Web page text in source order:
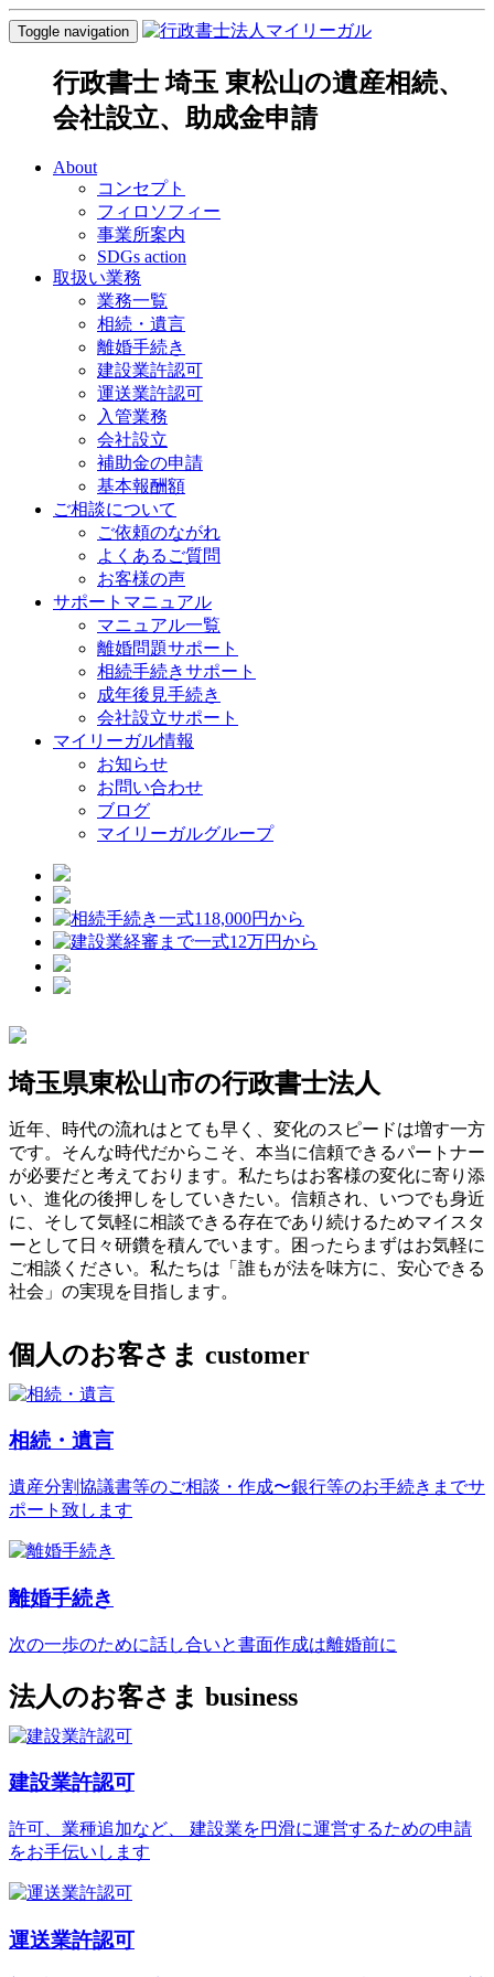
Toggle navigation
行政書士 埼玉 東松山の遺産相続、
会社設立、助成金申請
About
コンセプト
フィロソフィー
事業所案内
SDGs action
取扱い業務
業務一覧
相続・遺言
離婚手続き
建設業許認可
運送業許認可
入管業務
会社設立
補助金の申請
基本報酬額
ご相談について
ご依頼のながれ
よくあるご質問
お客様の声
サポートマニュアル
マニュアル一覧
離婚問題サポート
相続手続きサポート
成年後見手続き
会社設立サポート
マイリーガル情報
お知らせ
お問い合わせ
ブログ
マイリーガルグループ
埼玉県東松山市の行政書士法人
近年、時代の流れはとても早く、変化のスピードは増す一方
です。そんな時代だからこそ、本当に信頼できるパートナー
が必要だと考えております。私たちはお客様の変化に寄り添
い、進化の後押しをしていきたい。信頼され、いつでも身近
に、そして気軽に相談できる存在であり続けるためマイスタ
ーとして日々研鑽を積んでいます。困ったらまずはお気軽に
ご相談ください。私たちは「誰もが法を味方に、安心できる
社会」の実現を目指します。
個人のお客さま customer
相続・遺言
遺産分割協議書等のご相談・作成〜銀行等のお手続きまでサ
ポート致します
離婚手続き
次の一歩のために話し合いと書面作成は離婚前に
法人のお客さま business
建設業許認可
許可、業種追加など、 建設業を円滑に運営するための申請
をお手伝いします
運送業許認可